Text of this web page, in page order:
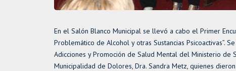
En el Salón Blanco Municipal se llevó a cabo el Primer
Problemático de Alcohol y otras Sustancias Psicoactivas”.
Adicciones y Promoción de Salud Mental del Ministerio
Municipalidad de Dolores, Dra. Sandra Metz, quienes